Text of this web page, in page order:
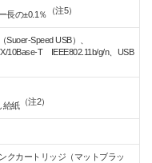
長の±0.1％ （注5）
Speed USB）、
10Base-T IEEE802.11b/g/n、USB
給紙 （注2）
クカートリッジ（マットブラッ